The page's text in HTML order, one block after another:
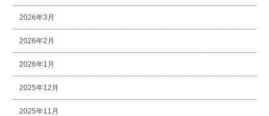
2026年3月
2026年2月
2026年1月
2025年12月
2025年11月